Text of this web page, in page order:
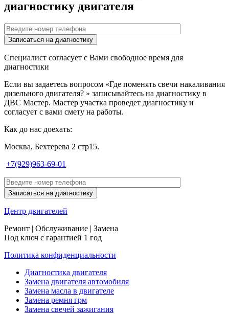
диагностику двигателя
Специалист согласует с Вами свободное время для
диагностики
Если вы задаетесь вопросом «Где поменять свечи накаливания
дизельного двигателя? » записывайтесь на диагностику в
ДВС Мастер. Мастер участка проведет диагностику и
согласует с вами смету на работы.
Как до нас доехать:
Москва, Бехтерева 2 стр15.
+7(929)963-69-01
Центр двигателей
Ремонт | Обслуживание | Замена
Под ключ с гарантией 1 год
Политика конфиденциальности
Диагностика двигателя
Замена двигателя автомобиля
Замена масла в двигателе
Замена ремня грм
Замена свечей зажигания